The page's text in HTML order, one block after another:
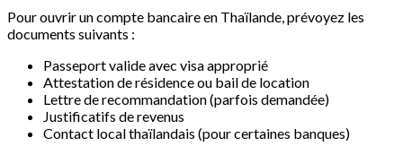
Pour ouvrir un compte bancaire en Thaïlande, prévoyez les
documents suivants :
Passeport valide avec visa approprié
Attestation de résidence ou bail de location
Lettre de recommandation (parfois demandée)
Justificatifs de revenus
Contact local thaïlandais (pour certaines banques)